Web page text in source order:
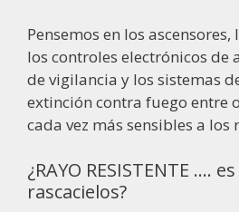
Pensemos en los
los controles electrónicos de
de vigilancia y los sistemas
extinción contra fuego entre
cada vez más sensibles a los
¿RAYO RESISTENTE ….
rascacielos?